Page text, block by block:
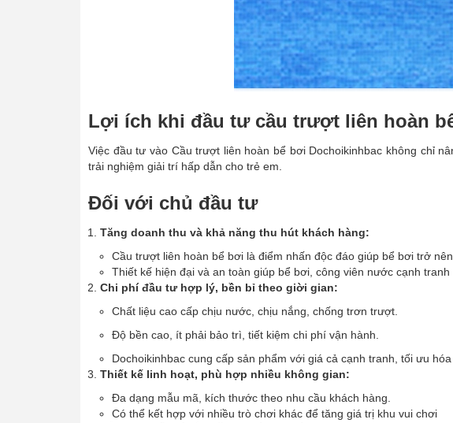
Lợi ích khi đầu tư cầu trượt liên hoàn
Việc đầu tư vào Cầu trượt liên hoàn bể bơi Dochoikinhbac không chỉ
trải nghiệm giải trí hấp dẫn cho trẻ em.
Đối với chủ đầu tư
Tăng doanh thu và khả năng thu hút khách hàng:
Cầu trượt liên hoàn bể bơi là điểm nhấn độc đáo giúp bể bơi trở
Thiết kế hiện đại và an toàn giúp bể bơi, công viên nước cạnh
Chi phí đầu tư hợp lý, bền bỉ theo giời gian:
Chất liệu cao cấp chịu nước, chịu nắng, chống trơn trượt.
Độ bền cao, ít phải bảo trì, tiết kiệm chi phí vận hành.
Dochoikinhbac cung cấp sản phẩm với giá cả cạnh tranh, tối ưu
Thiết kế linh hoạt, phù hợp nhiều không gian:
Đa dạng mẫu mã, kích thước theo nhu cầu khách hàng.
Có thể kết hợp với nhiều trò chơi khác để tăng giá trị khu vui chơi